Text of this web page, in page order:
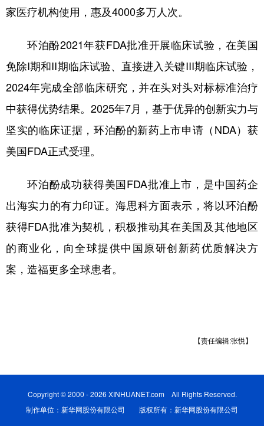
家医疗机构使用，惠及4000多万人次。
环泊酚2021年获FDA批准开展临床试验，在美国
免除I期和II期临床试验、直接进入关键III期临床试验，
2024年完成全部临床研究，并在头对头对标标准治疗
中获得优势结果。2025年7月，基于优异的创新实力与
坚实的临床证据，环泊酚的新药上市申请（NDA）获
美国FDA正式受理。
环泊酚成功获得美国FDA批准上市，是中国药企
出海实力的有力印证。海思科方面表示，将以环泊酚
获得FDA批准为契机，积极推动其在美国及其他地区
的商业化，向全球提供中国原研创新药优质解决方
案，造福更多全球患者。
【责任编辑:张悦】
Copyright © 2000 - 2026 XINHUANET.com All Rights Reserved.
制作单位：新华网股份有限公司 版权所有：新华网股份有限公司